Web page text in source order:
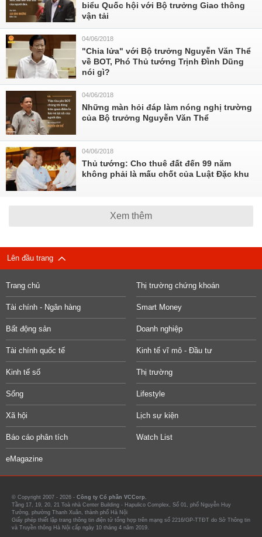
biểu Quốc hội với Bộ trưởng Giao thông
vận tải
04/06/2018
"Chia lửa" với Bộ trưởng Nguyễn Văn Thể
về BOT, Phó Thủ tướng Trịnh Đình Dũng
nói gì?
04/06/2018
Những màn hỏi đáp làm nóng nghị trường
của Bộ trưởng Nguyễn Văn Thể
04/06/2018
Thủ tướng: Cho thuê đất đến 99 năm
không phải là mấu chốt của Luật Đặc khu
Xem thêm
Lên đầu trang
Trang chủ Thị trường chứng khoán
Tài chính - Ngân hàng Smart Money
Bất động sản Doanh nghiệp
Tài chính quốc tế Kinh tế vĩ mô - Đầu tư
Kinh tế số Thị trường
Sống Lifestyle
Xã hội Lịch sự kiện
Báo cáo phân tích Watch List
eMagazine
© Copyright 2007 - 2026 - Công ty Cổ phần VCCorp.
Tầng 17, 19, 20, 21 Toà nhà Center Building - Hapulico Complex, Số 01, phố Nguyễn Huy
Tưởng, phường Thanh Xuân, thành phố Hà Nội
Giấy phép thiết lập trang thông tin điện tử tổng hợp trên mạng số 2216/GP-TTĐT do Sở Thông tin
và Truyền thông Hà Nội cấp ngày 10 tháng 4 năm 2019.